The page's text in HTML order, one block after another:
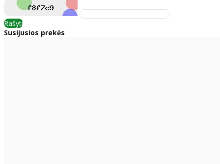
Rašyti
Susijusios prekės